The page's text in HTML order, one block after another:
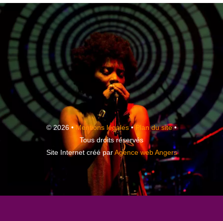
© 2026 • Mentions légales•Plan du site•
Tous droits réservés
Site Internet créé parAgence web Angers